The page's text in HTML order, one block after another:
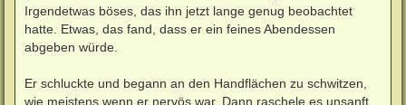
Irgendetwas böses, das ihn jetzt lange genug beobachtet
hatte. Etwas, das fand, dass er ein feines Abendessen
abgeben würde.
Er schluckte und begann an den Handflächen zu schwitzen,
wie meistens wenn er nervös war. Dann raschele es unsanft